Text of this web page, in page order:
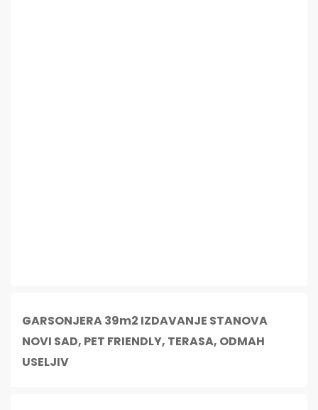
GARSONJERA 39m2 IZDAVANJE STANOVA
NOVI SAD, PET FRIENDLY, TERASA, ODMAH
USELJIV